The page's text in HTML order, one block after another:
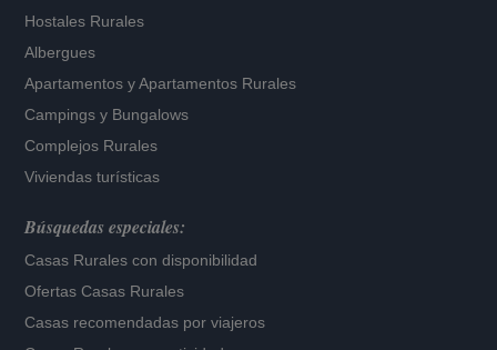
Hostales Rurales
Albergues
Apartamentos yApartamentos Rurales
Campings y Bungalows
Complejos Rurales
Viviendas turísticas
Búsquedas especiales:
Casas Rurales con disponibilidad
Ofertas Casas Rurales
Casas recomendadas por viajeros